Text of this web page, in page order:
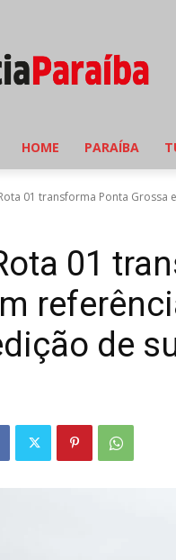
HOME PARAÍBA
01 transforma Ponta
01
de